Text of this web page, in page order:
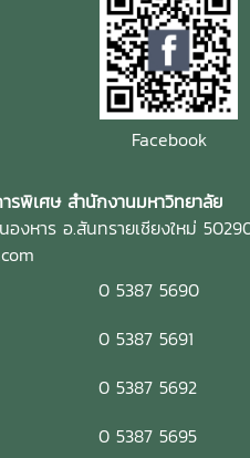
Facebook
รพิเศษ สำนักงานมหาวิทยาลัย
งหาร อ.สันทรายเชียงใหม่
0 5387 5690
น
0 5387 5691
ษ
0 5387 5692
ม
0 5387 5695